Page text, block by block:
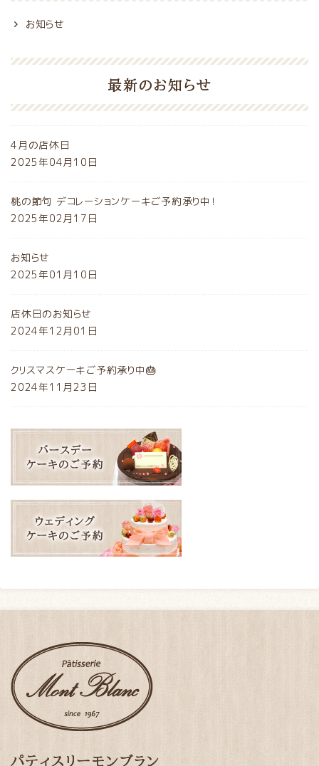
お知らせ
最新のお知らせ
4月の店休日
2025年04月10日
桃の節句 デコレーションケーキご予約承り中！
2025年02月17日
お知らせ
2025年01月10日
店休日のお知らせ
2024年12月01日
クリスマスケーキご予約承り中🎂
2024年11月23日
パティスリーモンブラン